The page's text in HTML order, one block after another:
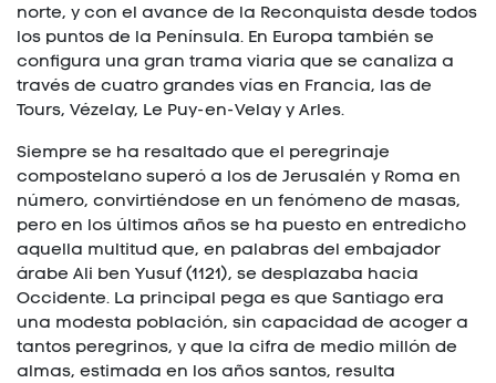
norte, y con el avance de la Reconquista desde todos
los puntos de la Península. En Europa también se
configura una gran trama viaria que se canaliza a
través de cuatro grandes vías en Francia, las de
Tours, Vézelay, Le Puy-en-Velay y Arles.
Siempre se ha resaltado que el peregrinaje
compostelano superó a los de Jerusalén y Roma en
número, convirtiéndose en un fenómeno de masas,
pero en los últimos años se ha puesto en entredicho
aquella multitud que, en palabras del embajador
árabe Ali ben Yusuf (1121), se desplazaba hacia
Occidente. La principal pega es que Santiago era
una modesta población, sin capacidad de acoger a
tantos peregrinos, y que la cifra de medio millón de
almas, estimada en los años santos, resulta